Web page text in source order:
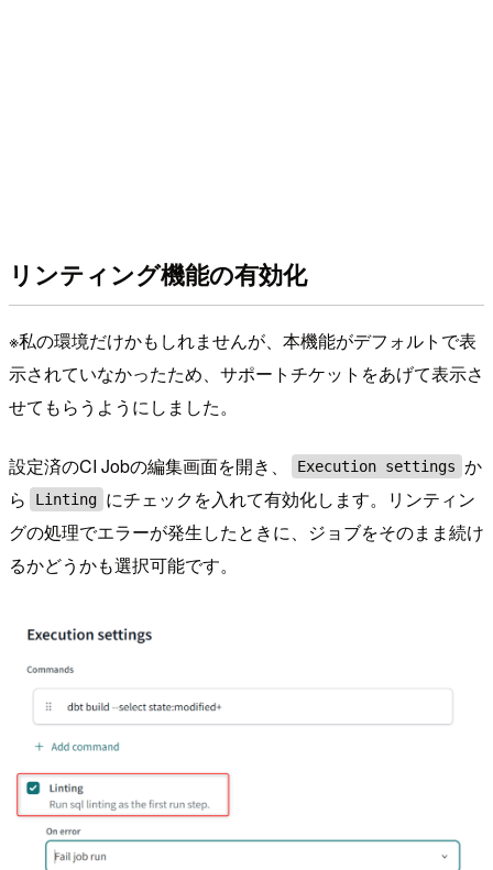
リンティング機能の有効化
※私の環境だけかもしれませんが、本機能がデフォルトで表
示されていなかったため、サポートチケットをあげて表示さ
せてもらうようにしました。
設定済のCI Jobの編集画面を開き、 Execution settings か
ら
Linting にチェックを入れて有効化します。リンティン
グの処理でエラーが発生したときに、ジョブをそのまま続け
るかどうかも選択可能です。